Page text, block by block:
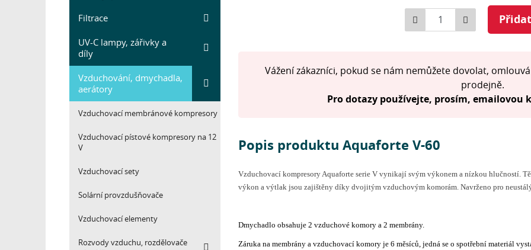
Filtrace
UV-C lampy, zářivky a
díly
Vzduchování, dmychadla,
aerátory
Vzduchovací membránové kompresory
Vzduchovací pístové kompresory na 12
V
Vzduchovací sety
Solární provzdušňovače
Vzduchovací elementy
Rozvody vzduchu, rozdělovače
Počet
Vážení zákazníci, pokud se nám nemůžete dovolat,
prodejně.
Pro dotazy používejte, prosím, emailovou
Popis produktu Aquaforte V-60
Vzduchovací kompresory Aquaforte serie V vynikají svým výkonem a nízkou hlučností.
výkon a výtlak jsou zajištěny díky dvojitým vzduchovým komorám. Navrženo pro
Dmychadlo obsahuje 2 vzduchové komory a 2 membrány.
Záruka na membrány a vzduchovací komory je 6 měsíců, jedná se o spotřební materiál